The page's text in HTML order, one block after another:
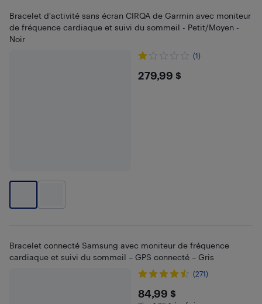
Bracelet d'activité sans écran CIRQA de Garmin avec moniteur
de fréquence cardiaque et suivi du sommeil - Petit/Moyen -
Noir
(1)
$279.99
279,99 $
Bracelet connecté Samsung avec moniteur de fréquence
cardiaque et suivi du sommeil – GPS connecté – Gris
(271)
$84.99
84,99 $